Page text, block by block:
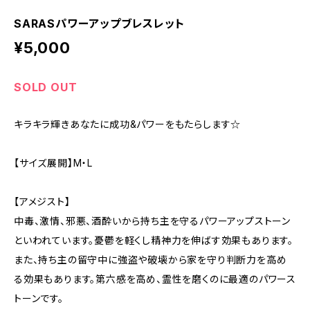
SARASパワーアップブレスレット
¥5,000
SOLD OUT
キラキラ輝きあなたに成功&パワーをもたらします☆
【サイズ展開】M・L
【アメジスト】
中毒、激情、邪悪、酒酔いから持ち主を守るパワーアップストーン
といわれています。憂鬱を軽くし精神力を伸ばす効果もあります。
また、持ち主の留守中に強盗や破壊から家を守り判断力を高め
る効果もあります。第六感を高め、霊性を磨くのに最適のパワース
トーンです。